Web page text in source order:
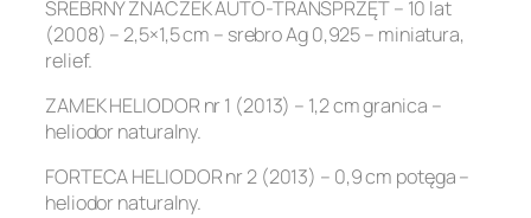
SREBRNY ZNACZEK AUTO-TRANSPRZĘT – 10 lat
(2008) – 2,5×1,5 cm – srebro Ag 0,925 – miniatura,
relief.
ZAMEK HELIODOR nr 1 (2013) – 1,2 cm granica –
heliodor naturalny.
FORTECA HELIODOR nr 2 (2013) – 0,9 cm potęga –
heliodor naturalny.